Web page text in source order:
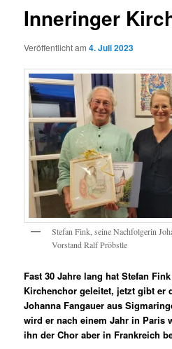
Inneringer
Veröffentlicht am4. Juli 2023
Stefan Fink, seine Nachfolgerin
Vorstand Ralf Pröbstle
Fast 30 Jahre lang hat Stefan
Kirchenchor geleitet, jetzt gibt er
Johanna Fangauer aus
wird er nach einem Jahr in Paris
ihn der Chor aber in Frankreich